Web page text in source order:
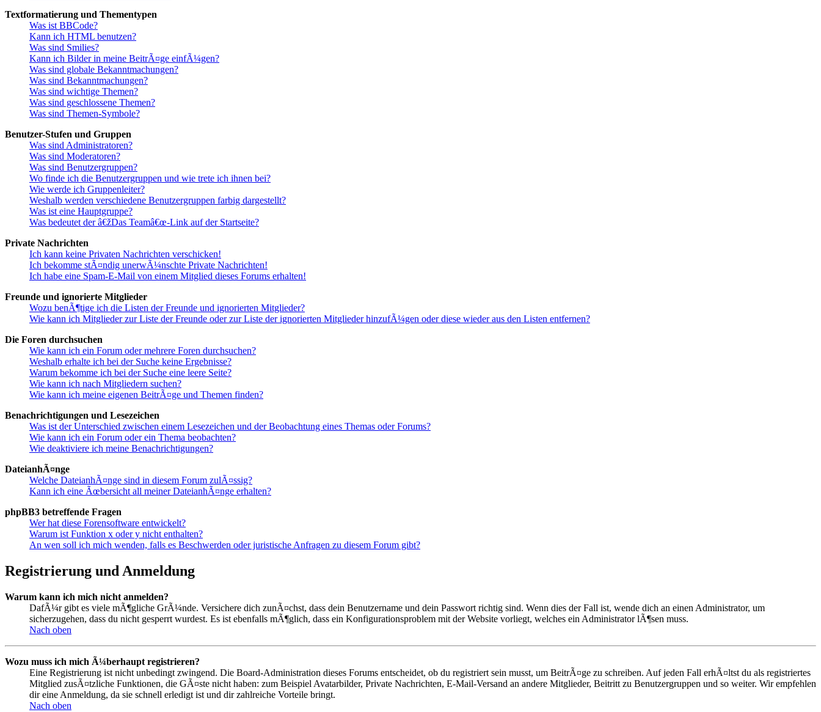
Textformatierung und Thementypen
Was ist BBCode?
Kann ich HTML benutzen?
Was sind Smilies?
Kann ich Bilder in meine BeitrÃ¤ge einfÃ¼gen?
Was sind globale Bekanntmachungen?
Was sind Bekanntmachungen?
Was sind wichtige Themen?
Was sind geschlossene Themen?
Was sind Themen-Symbole?
Benutzer-Stufen und Gruppen
Was sind Administratoren?
Was sind Moderatoren?
Was sind Benutzergruppen?
Wo finde ich die Benutzergruppen und wie trete ich ihnen bei?
Wie werde ich Gruppenleiter?
Weshalb werden verschiedene Benutzergruppen farbig dargestellt?
Was ist eine Hauptgruppe?
Was bedeutet der â€žDas Teamâ€œ-Link auf der Startseite?
Private Nachrichten
Ich kann keine Privaten Nachrichten verschicken!
Ich bekomme stÃ¤ndig unerwÃ¼nschte Private Nachrichten!
Ich habe eine Spam-E-Mail von einem Mitglied dieses Forums erhalten!
Freunde und ignorierte Mitglieder
Wozu benÃ¶tige ich die Listen der Freunde und ignorierten Mitglieder?
Wie kann ich Mitglieder zur Liste der Freunde oder zur Liste der ignorierten Mitglieder hinzufÃ¼gen oder diese wieder aus den Listen entfernen?
Die Foren durchsuchen
Wie kann ich ein Forum oder mehrere Foren durchsuchen?
Weshalb erhalte ich bei der Suche keine Ergebnisse?
Warum bekomme ich bei der Suche eine leere Seite?
Wie kann ich nach Mitgliedern suchen?
Wie kann ich meine eigenen BeitrÃ¤ge und Themen finden?
Benachrichtigungen und Lesezeichen
Was ist der Unterschied zwischen einem Lesezeichen und der Beobachtung eines Themas oder Forums?
Wie kann ich ein Forum oder ein Thema beobachten?
Wie deaktiviere ich meine Benachrichtigungen?
DateianhÃ¤nge
Welche DateianhÃ¤nge sind in diesem Forum zulÃ¤ssig?
Kann ich eine Ãœbersicht all meiner DateianhÃ¤nge erhalten?
phpBB3 betreffende Fragen
Wer hat diese Forensoftware entwickelt?
Warum ist Funktion x oder y nicht enthalten?
An wen soll ich mich wenden, falls es Beschwerden oder juristische Anfragen zu diesem Forum gibt?
Registrierung und Anmeldung
Warum kann ich mich nicht anmelden?
DafÃ¼r gibt es viele mÃ¶gliche GrÃ¼nde. Versichere dich zunÃ¤chst, dass dein Benutzername und dein Passwort richtig sind. Wenn dies der Fall ist, wende dich an einen Administrator, um
sicherzugehen, dass du nicht gesperrt wurdest. Es ist ebenfalls mÃ¶glich, dass ein Konfigurationsproblem mit der Website vorliegt, welches ein Administrator lÃ¶sen muss.
Nach oben
Wozu muss ich mich Ã¼berhaupt registrieren?
Eine Registrierung ist nicht unbedingt zwingend. Die Board-Administration dieses Forums entscheidet, ob du registriert sein musst, um BeitrÃ¤ge zu schreiben. Auf jeden Fall erhÃ¤ltst du als registriertes
Mitglied zusÃ¤tzliche Funktionen, die GÃ¤ste nicht haben: zum Beispiel Avatarbilder, Private Nachrichten, E-Mail-Versand an andere Mitglieder, Beitritt zu Benutzergruppen und so weiter. Wir empfehlen
dir eine Anmeldung, da sie schnell erledigt ist und dir zahlreiche Vorteile bringt.
Nach oben